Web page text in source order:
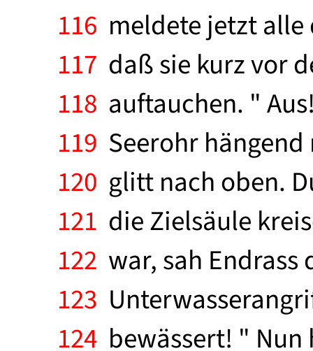
116 meldete jetzt alle
117 daß sie kurz vor
118 auftauchen. "
119 Seerohr
120 glitt nach oben.
121 die Zielsäule
122 war, sah
123
124 bewässert! "